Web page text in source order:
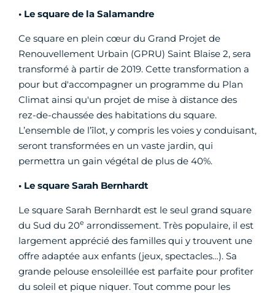
• Le square de la Salamandre
Ce square en plein cœur du Grand Projet de
Renouvellement Urbain (GPRU) Saint Blaise 2, sera
transformé à partir de 2019. Cette transformation a
pour but d'accompagner un programme du Plan
Climat ainsi qu'un projet de mise à distance des
rez-de-chaussée des habitations du square.
L’ensemble de l’îlot, y compris les voies y conduisant,
seront transformées en un vaste jardin, qui
permettra un gain végétal de plus de 40%.
• Le square Sarah Bernhardt
Le square Sarah Bernhardt est le seul grand square
du Sud du 20e arrondissement. Très populaire, il est
largement apprécié des familles qui y trouvent une
offre adaptée aux enfants (jeux, spectacles…). Sa
grande pelouse ensoleillée est parfaite pour profiter
du soleil et pique niquer. Tout comme pour les